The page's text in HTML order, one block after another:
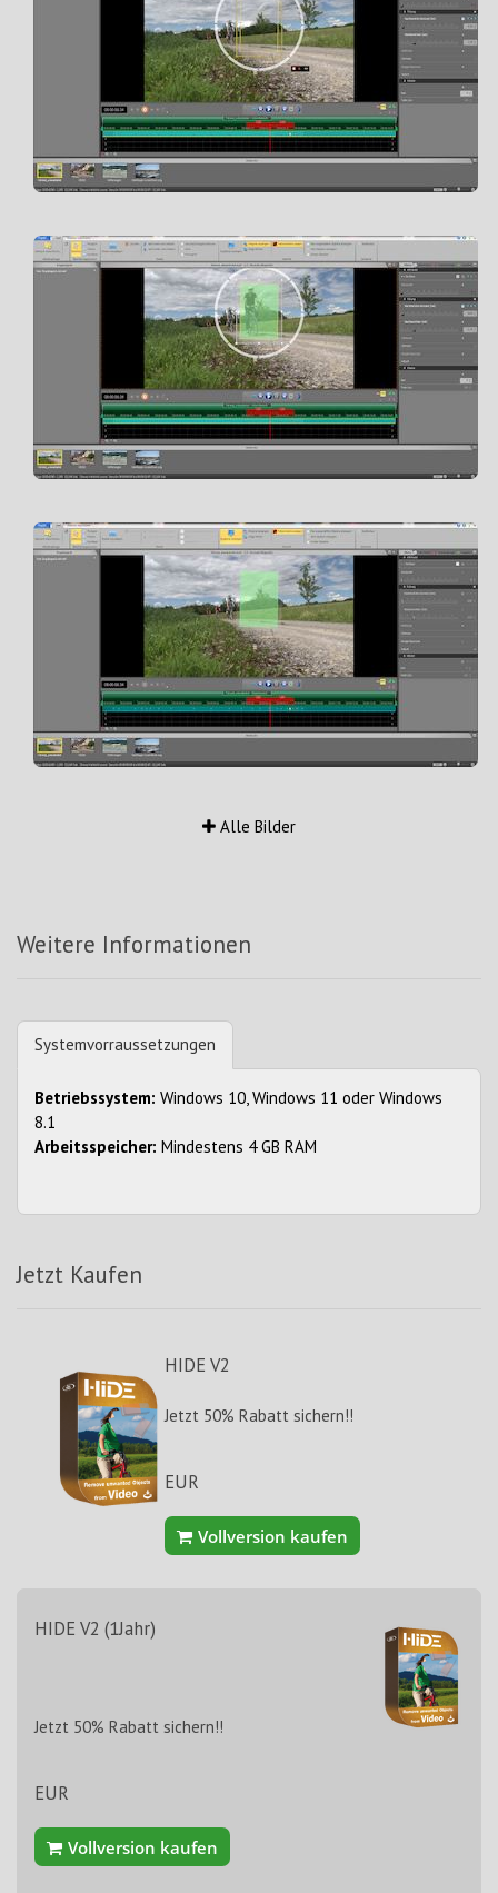
Alle Bilder
Weitere Informationen
Systemvorraussetzungen
Betriebssystem: Windows 10, Windows 11 oder Windows
8.1
Arbeitsspeicher: Mindestens 4 GB RAM
Jetzt Kaufen
HIDE V2
Jetzt 50% Rabatt sichern!!
EUR
Vollversion kaufen
HIDE V2 (1Jahr)
Jetzt 50% Rabatt sichern!!
EUR
Vollversion kaufen